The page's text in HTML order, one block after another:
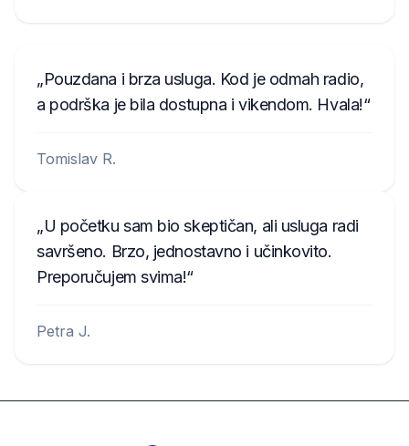
Pouzdana i brza usluga. Kod je odmah radio,
a podrška je bila dostupna i vikendom. Hvala!
Tomislav R.
U početku sam bio skeptičan, ali usluga radi
savršeno. Brzo, jednostavno i učinkovito.
Preporučujem svima!
Petra J.